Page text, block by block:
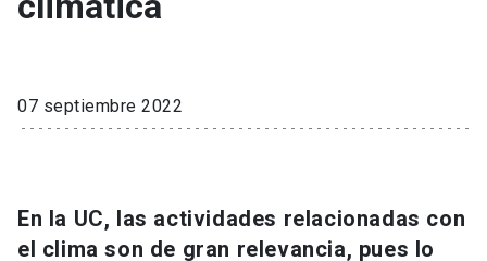
institutos
Internacionalización
Vinculación
07 septiembre 2022
En la UC, las actividades relacionadas con
el clima son de gran relevancia, pues lo